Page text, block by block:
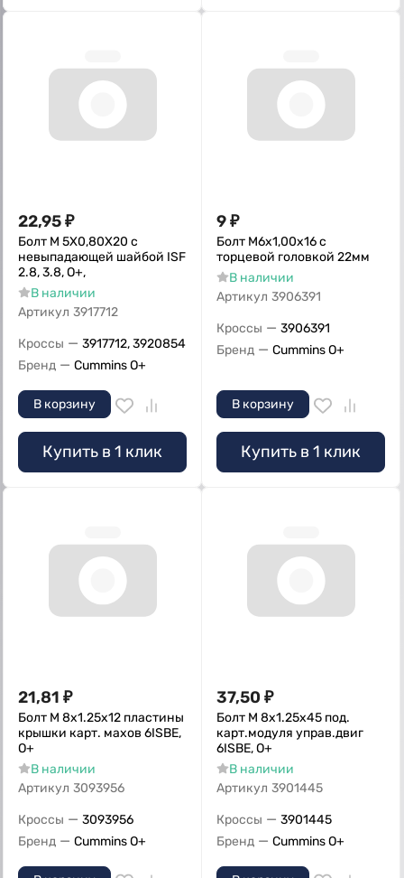
22,95₽
Болт M 5Х0,80Х20 с
невыпадающей шайбой ISF
2.8, 3.8, О+,
В наличии
Артикул 3917712
Кроссы — 3917712, 3920854
Бренд — Cummins O+
В корзину
Купить в 1 клик
9₽
Болт M6x1,00x16 с
торцевой головкой 22мм
В наличии
Артикул 3906391
Кроссы — 3906391
Бренд — Cummins O+
В корзину
Купить в 1 клик
21,81 ₽
Болт M 8х1.25х12 пластины
крышки карт. махов 6ISBE,
О+
В наличии
Артикул 3093956
Кроссы — 3093956
Бренд — Cummins O+
37,50 ₽
Болт M 8х1.25х45 под.
карт.модуля управ.двиг
6ISBE, О+
В наличии
Артикул 3901445
Кроссы — 3901445
Бренд — Cummins O+